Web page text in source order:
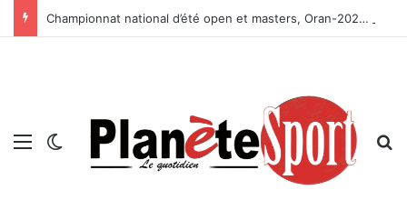
Championnat national d’été open et masters, Oran-2026 — Le CRB s’adjuge le titre
Menu Switch skin